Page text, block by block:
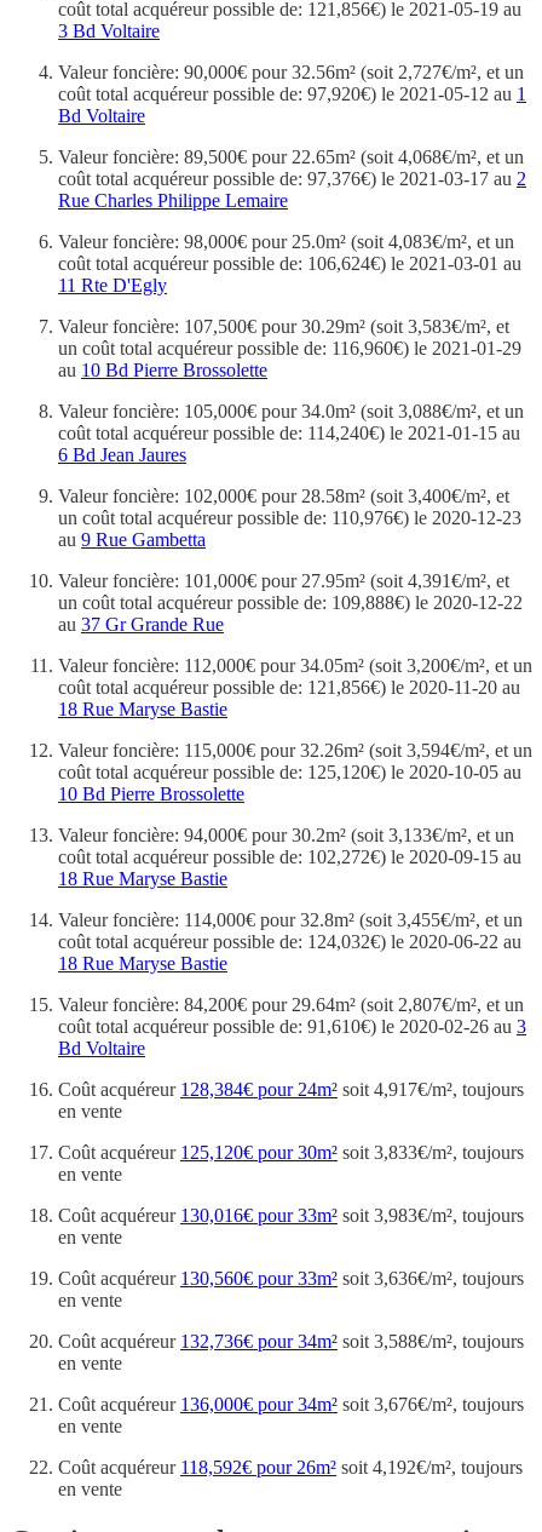
coût total acquéreur possible de: 121,856€) le 2021-05-19 au
3 Bd Voltaire
Valeur foncière: 90,000€ pour 32.56m² (soit 2,727€/m², et un
coût total acquéreur possible de: 97,920€) le 2021-05-12 au 1
Bd Voltaire
Valeur foncière: 89,500€ pour 22.65m² (soit 4,068€/m², et un
coût total acquéreur possible de: 97,376€) le 2021-03-17 au 2
Rue Charles Philippe Lemaire
Valeur foncière: 98,000€ pour 25.0m² (soit 4,083€/m², et un
coût total acquéreur possible de: 106,624€) le 2021-03-01 au
11 Rte D'Egly
Valeur foncière: 107,500€ pour 30.29m² (soit 3,583€/m², et
un coût total acquéreur possible de: 116,960€) le 2021-01-29
au 10 Bd Pierre Brossolette
Valeur foncière: 105,000€ pour 34.0m² (soit 3,088€/m², et un
coût total acquéreur possible de: 114,240€) le 2021-01-15 au
6 Bd Jean Jaures
Valeur foncière: 102,000€ pour 28.58m² (soit 3,400€/m², et
un coût total acquéreur possible de: 110,976€) le 2020-12-23
au 9 Rue Gambetta
Valeur foncière: 101,000€ pour 27.95m² (soit 4,391€/m², et
un coût total acquéreur possible de: 109,888€) le 2020-12-22
au 37 Gr Grande Rue
Valeur foncière: 112,000€ pour 34.05m² (soit 3,200€/m², et un
coût total acquéreur possible de: 121,856€) le 2020-11-20 au
18 Rue Maryse Bastie
Valeur foncière: 115,000€ pour 32.26m² (soit 3,594€/m², et un
coût total acquéreur possible de: 125,120€) le 2020-10-05 au
10 Bd Pierre Brossolette
Valeur foncière: 94,000€ pour 30.2m² (soit 3,133€/m², et un
coût total acquéreur possible de: 102,272€) le 2020-09-15 au
18 Rue Maryse Bastie
Valeur foncière: 114,000€ pour 32.8m² (soit 3,455€/m², et un
coût total acquéreur possible de: 124,032€) le 2020-06-22 au
18 Rue Maryse Bastie
Valeur foncière: 84,200€ pour 29.64m² (soit 2,807€/m², et un
coût total acquéreur possible de: 91,610€) le 2020-02-26 au 3
Bd Voltaire
Coût acquéreur 128,384€ pour 24m² soit 4,917€/m², toujours
en vente
Coût acquéreur 125,120€ pour 30m² soit 3,833€/m², toujours
en vente
Coût acquéreur 130,016€ pour 33m² soit 3,983€/m², toujours
en vente
Coût acquéreur 130,560€ pour 33m² soit 3,636€/m², toujours
en vente
Coût acquéreur 132,736€ pour 34m² soit 3,588€/m², toujours
en vente
Coût acquéreur 136,000€ pour 34m² soit 3,676€/m², toujours
en vente
Coût acquéreur 118,592€ pour 26m² soit 4,192€/m², toujours
en vente